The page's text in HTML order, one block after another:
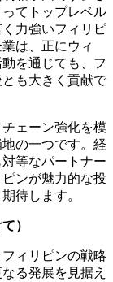
てトップレベル
力強いフィリピ
は、正にウィ
を通じても、フ
も大きく貢献で
ェーン強化を模
の一つです。経
等なパートナー
ンが魅力的な投
待します。
）
ィリピンの戦略
る発展を見据え